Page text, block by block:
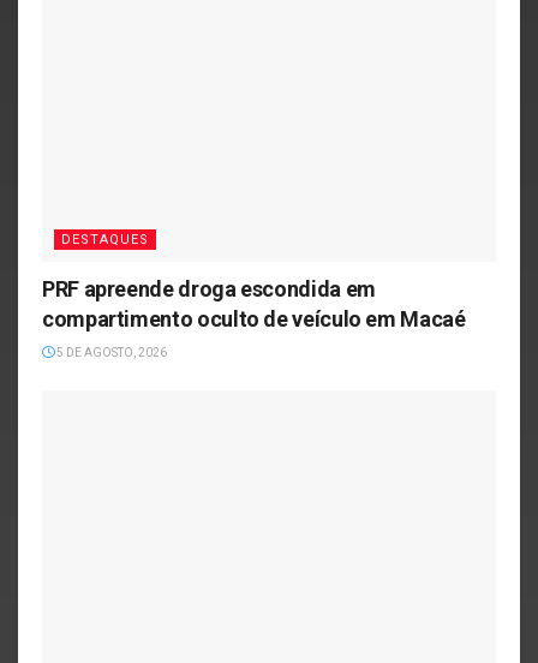
DESTAQUES
PRF apreende droga escondida em
compartimento oculto de veículo em Macaé
5 DE AGOSTO, 2026